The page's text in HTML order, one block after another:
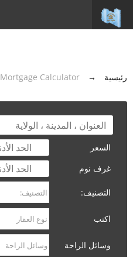
رئيسية →
Mortgage Calculator
السعر
غرف نوم
التصنيف:
اكتب
وسائل الراحة